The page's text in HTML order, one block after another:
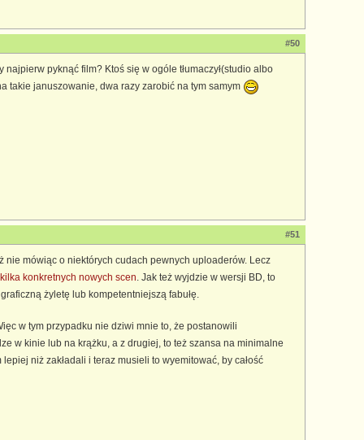
#50
pyknąć film? Ktoś się w ogóle tłumaczył(studio albo
takie januszowanie, dwa razy zarobić na tym samym
#51
nie mówiąc o niektórych cudach pewnych uploaderów. Lecz
konkretnych nowych scen. Jak też wyjdzie w wersji BD, to
żyletę lub kompetentniejszą fabułę.
w tym przypadku nie dziwi mnie to, że postanowili
w kinie lub na krążku, a z drugiej, to też szansa na minimalne
niż zakładali i teraz musieli to wyemitować, by całość